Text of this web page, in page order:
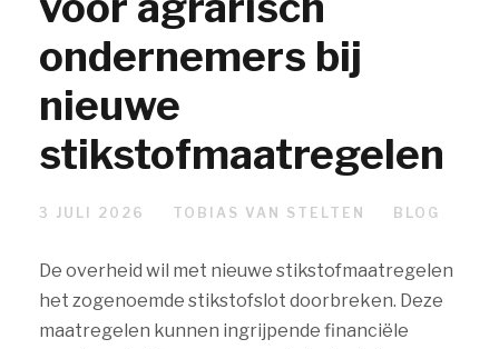
ondernemers bij
nieuwe
stikstofmaatregelen
3 JULI 2026 TOBIAS VAN STELTEN BLOG
De overheid wil met nieuwe stikstofmaatregelen
het zogenoemde stikstofslot doorbreken. Deze
maatregelen kunnen ingrijpende financiële